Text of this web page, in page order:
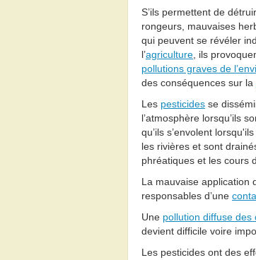
S’ils permettent de
rongeurs, mauvaises
qui peuvent se révéler
l’agriculture , ils
pollutions graves de
des conséquences sur la
Les pesticides se
l’atmosphère lorsqu’ils
qu’ils s’envolent
les rivières et sont
phréatiques et les cours
La mauvaise application
responsables d’une
Une pollution diffuse des
devient difficile voire
Les pesticides ont des